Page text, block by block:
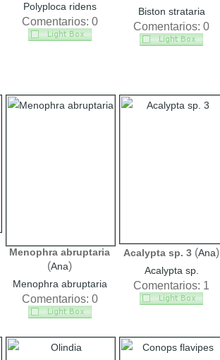
Polyploca ridens
Comentarios: 0
Biston strataria
Comentarios: 0
Menophra abruptaria
(Ana)
Menophra abruptaria
Comentarios: 0
Acalypta sp. 3 (Ana)
Acalypta sp.
Comentarios: 1